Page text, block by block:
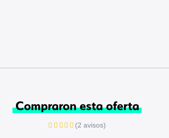
Compraron esta oferta
(2 avisos)